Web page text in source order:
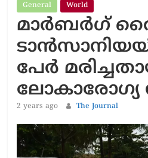
Unfolding
The
General World
മാര്‍ബര്‍ഗ്
പേർ
2 years ago The Journal